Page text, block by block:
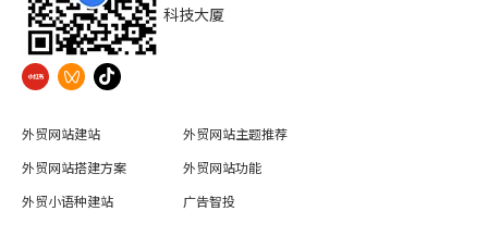
科技大厦
外贸网站建站
外贸网站主题推荐
外贸网站搭建方案
外贸网站功能
外贸小语种建站
广告智投